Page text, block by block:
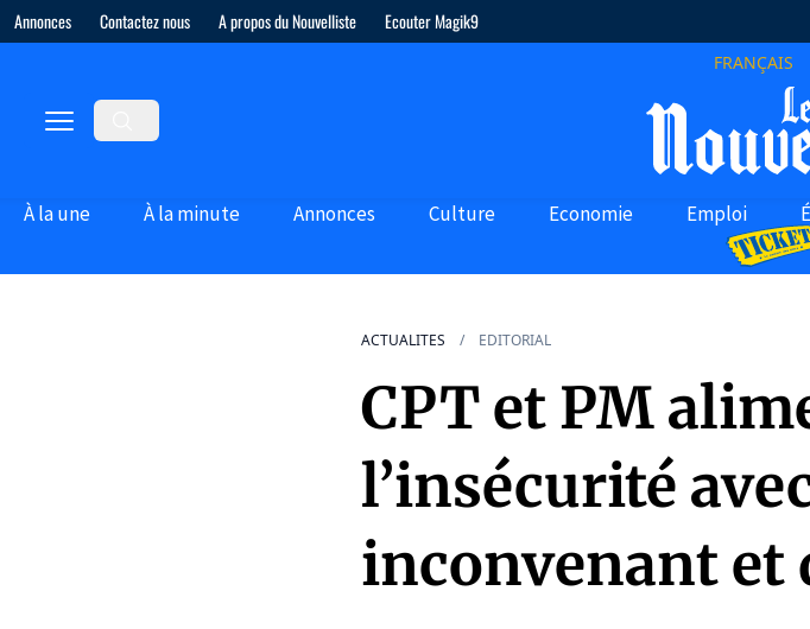
Annonces Contactez nous A propos du Nouvelliste Ecouter Magik9
FRANÇAIS
À la une À la minute Annonces Culture Economie Emploi
ACTUALITES EDITORIAL
CPT et PM
l’insécurité
inconvenant et